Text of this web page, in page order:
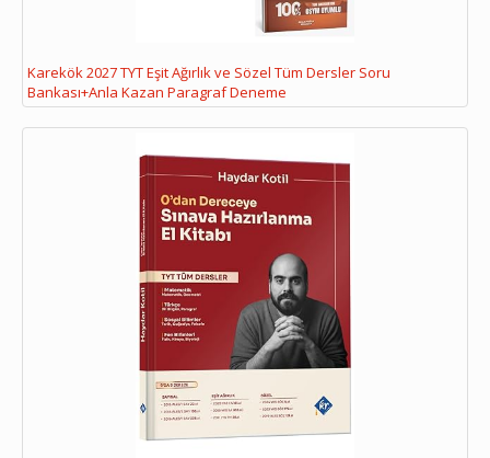
Karekök 2027 TYT Eşit Ağırlık ve Sözel Tüm Dersler Soru
Bankası+Anla Kazan Paragraf Deneme